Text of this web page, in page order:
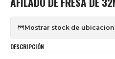
Mostrar stock de
DESCRIPCIÓN